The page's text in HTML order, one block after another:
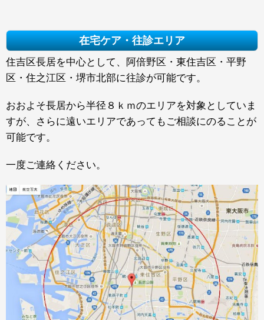
在宅ケア・往診エリア
住吉区長居を中心として、阿倍野区・東住吉区・平野
区・住之江区・堺市北部に往診が可能です。
おおよそ長居から半径８ｋｍのエリアを対象としていま
すが、さらに遠いエリアであってもご相談にのることが
可能です。
一度ご連絡ください。